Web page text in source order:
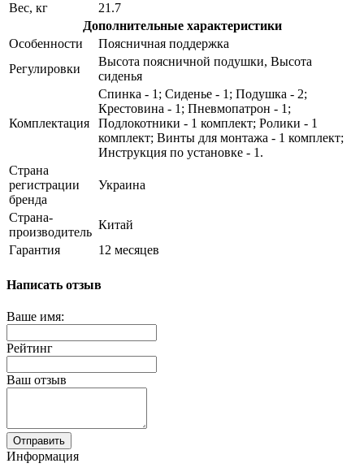
Вес, кг
21.7
Дополнительные характеристики
Особенности
Поясничная поддержка
Регулировки
Высота поясничной подушки, Высота
сиденья
Комплектация
Спинка - 1; Сиденье - 1; Подушка - 2;
Крестовина - 1; Пневмопатрон - 1;
Подлокотники - 1 комплект; Ролики - 1
комплект; Винты для монтажа - 1 комплект;
Инструкция по установке - 1.
Страна
регистрации
бренда
Украина
Страна-
производитель
Китай
Гарантия
12 месяцев
Написать отзыв
Ваше имя:
Рейтинг
Ваш отзыв
Отправить
Информация